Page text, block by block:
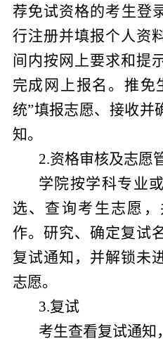
荐免试资格的考生登
行注册并填报个人资
间内按网上要求和提
完成网上报名。推免
统”填报志愿、接收并
知。
2.资格审核及志愿
学院按学科专业
选、查询考生志愿
作。研究、确定复试
复试通知，并解锁未
志愿。
3.复试
考生查看复试通知